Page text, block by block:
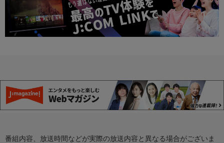
番組内容、放送時間などが実際の放送内容と異なる場合がございま